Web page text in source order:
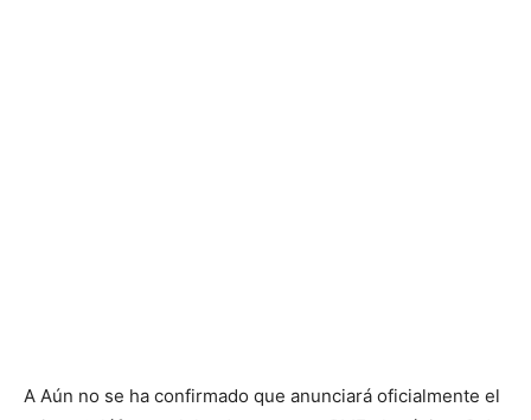
A Aún no se ha confirmado que anunciará oficialmente el